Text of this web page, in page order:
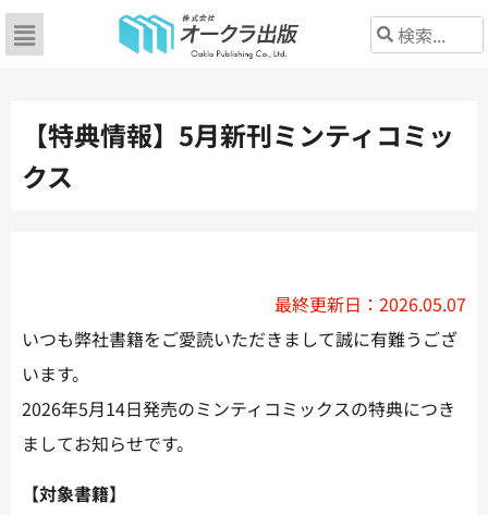
【特典情報】5月新刊ミンティコミッ
クス
最終更新日：2026.05.07
いつも弊社書籍をご愛読いただきまして誠に有難うござ
います。
2026年5月14日発売のミンティコミックスの特典につき
ましてお知らせです。
【対象書籍】